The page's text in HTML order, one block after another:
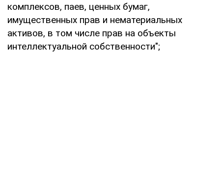
комплексов, паев, ценных бумаг,
имущественных прав и нематериальных
активов, в том числе прав на объекты
интеллектуальной собственности";